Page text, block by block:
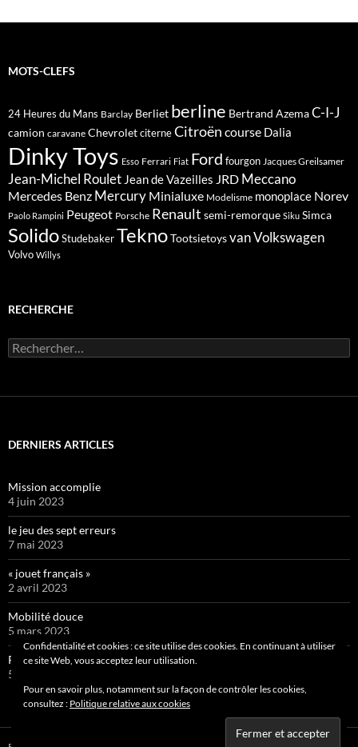
MOTS-CLEFS
24 Heures du Mans Barclay Berliet berline Bertrand AzemaC-I-J
camion caravane ChevroletciterneCitroën course Dalia
Dinky Toys Esso Ferrari Fiat Ford fourgon Jacques Greilsamer
Jean-Michel Roulet Jean de Vazeilles JRD Meccano
Mercedes Benz Mercury Minialuxe Modelisme monoplace Norev
Paolo Rampini Peugeot Porsche Renault semi-remorque Siku Simca
SolidoStudebakerTeknoTootsietoysvanVolkswagen
Volvo Willys
RECHERCHE
Rechercher :
DERNIERS ARTICLES
Mission accomplie
4 juin 2023
le jeu des sept erreurs
7 mai 2023
« jouet français »
2 avril 2023
Mobilité douce
5 mars 2023
Pipelette 9
5 février 2023
Confidentialité et cookies : ce site utilise des cookies. En continuant à utiliser
ce site Web, vous acceptez leur utilisation.
Pour en savoir plus, notamment sur la façon de contrôler les cookies,
consultez : Politique relative aux cookies